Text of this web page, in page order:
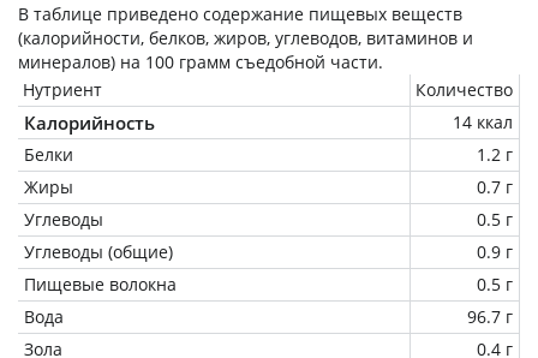
В таблице приведено содержание пищевых веществ
(калорийности, белков, жиров, углеводов, витаминов и
минералов) на 100 грамм съедобной части.
Нутриент
Количество
Калорийность
14 ккал
Белки
1.2 г
Жиры
0.7 г
Углеводы
0.5 г
Углеводы (общие)
0.9 г
Пищевые волокна
0.5 г
Вода
96.7 г
Зола
0.4 г